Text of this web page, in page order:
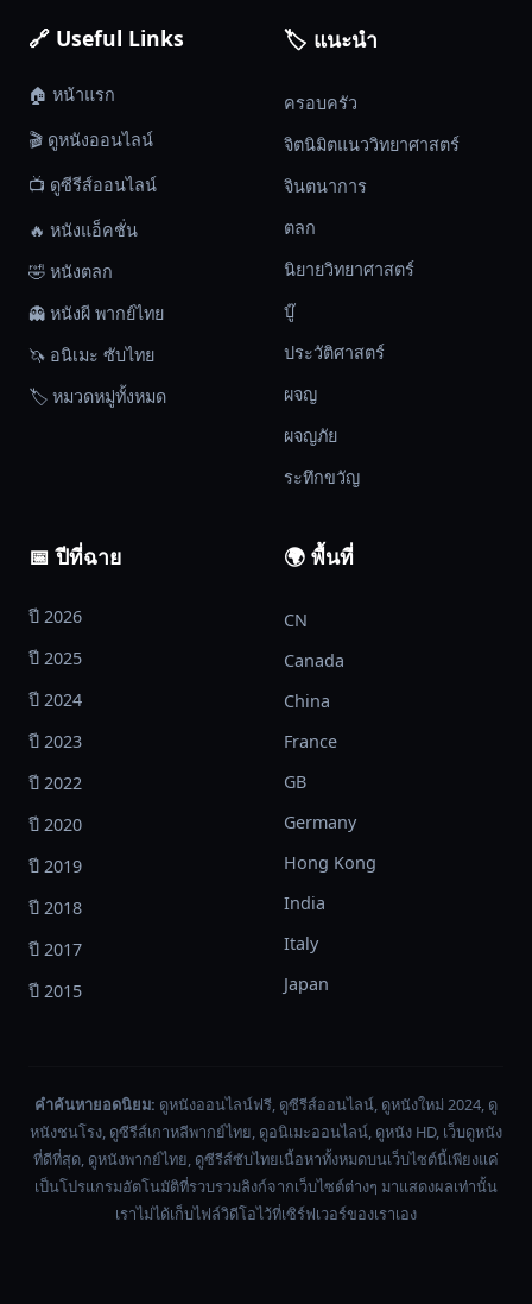
🔗 Useful Links
🏠 หน้าแรก
🎬 ดูหนังออนไลน์
📺 ดูซีรีส์ออนไลน์
🔥 หนังแอ็คชั่น
🤣 หนังตลก
👻 หนังผี พากย์ไทย
🦄 อนิเมะ ซับไทย
🏷️ หมวดหมู่ทั้งหมด
🏷️ แนะนำ
ครอบครัว
จิตนิมิตแนววิทยาศาสตร์
จินตนาการ
ตลก
นิยายวิทยาศาสตร์
บู๊
ประวัติศาสตร์
ผจญ
ผจญภัย
ระทึกขวัญ
📅 ปีที่ฉาย
ปี 2026
ปี 2025
ปี 2024
ปี 2023
ปี 2022
ปี 2020
ปี 2019
ปี 2018
ปี 2017
ปี 2015
🌍 พื้นที่
CN
Canada
China
France
GB
Germany
Hong Kong
India
Italy
Japan
คำค้นหายอดนิยม: ดูหนังออนไลน์ฟรี, ดูซีรีส์ออนไลน์, ดูหนังใหม่ 2024, ดู
หนังชนโรง, ดูซีรีส์เกาหลีพากย์ไทย, ดูอนิเมะออนไลน์, ดูหนัง HD, เว็บดูหนัง
ที่ดีที่สุด, ดูหนังพากย์ไทย, ดูซีรีส์ซับไทยเนื้อหาทั้งหมดบนเว็บไซต์นี้เพียงแค่
เป็นโปรแกรมอัตโนมัติที่รวบรวมลิงก์จากเว็บไซต์ต่างๆ มาแสดงผลเท่านั้น
เราไม่ได้เก็บไฟล์วิดีโอไว้ที่เซิร์ฟเวอร์ของเราเอง